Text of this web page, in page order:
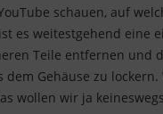
schauen, auf
es weitestgehend eine
Teile entfernen
Gehäuse zu
wollen wir ja